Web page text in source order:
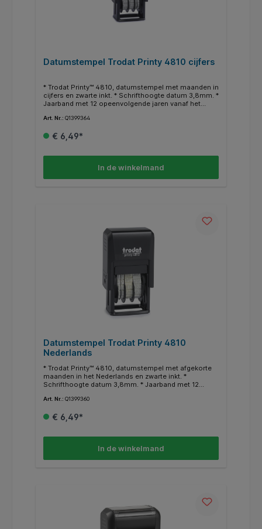
Datumstempel Trodat Printy 4810 cijfers
* Trodat Printy™ 4810, datumstempel met maanden in
cijfers en zwarte inkt. * Schrifthoogte datum 3,8mm. *
Jaarband met 12 opeenvolgende jaren vanaf het
DIN14145-2. * Klimaatneutraal. * Gecertificeerd met
2021.
Art. Nr.: Q1399364
€ 6,49*
In de winkelmand
Datumstempel Trodat Printy 4810
Nederlands
* Trodat Printy™ 4810, datumstempel met afgekorte
maanden in het Nederlands en zwarte inkt. *
Schrifthoogte datum 3,8mm. * Jaarband met 12
documentecht volgens DIN14145-2. *
Oostenrijkse ecolabel. * Drukt af, bijv.:18 OKT 2021.
Art. Nr.: Q1399360
€ 6,49*
In de winkelmand